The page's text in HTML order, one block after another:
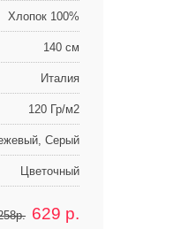
Хлопок 100%
140 см
Италия
120 Гр/м2
Серый
Цветочный
629 р.